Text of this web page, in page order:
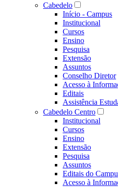
Cabedelo
Início - Campus
Institucional
Cursos
Ensino
Pesquisa
Extensão
Assuntos
Conselho Diretor
Acesso à
Editais
Assistência
Cabedelo Centro
Institucional
Cursos
Ensino
Extensão
Pesquisa
Assuntos
Editais do
Acesso à